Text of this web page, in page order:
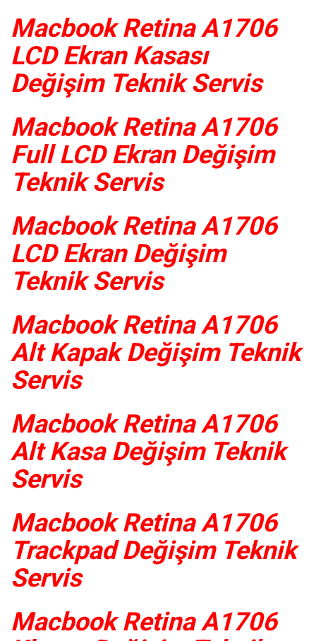
Macbook Retina A1706
LCD Ekran Kasası
Değişim Teknik Servis
Macbook Retina A1706
Full LCD Ekran Değişim
Teknik Servis
Macbook Retina A1706
LCD Ekran Değişim
Teknik Servis
Macbook Retina A1706
Alt Kapak Değişim Teknik
Servis
Macbook Retina A1706
Alt Kasa Değişim Teknik
Servis
Macbook Retina A1706
Trackpad Değişim Teknik
Servis
Macbook Retina A1706